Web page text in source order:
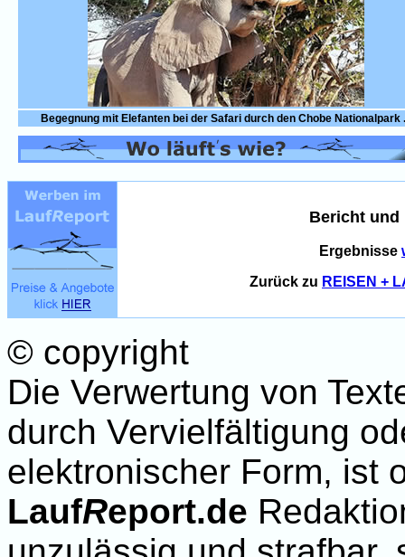
Begegnung mit Elefanten bei der Safari durch den Chobe Nationalpark
Bericht und
Ergebnisse
Zurück zu REISEN +
© copyright
Die Verwertung von
durch Vervielfältigung
elektronischer Form, ist
LaufReport.de